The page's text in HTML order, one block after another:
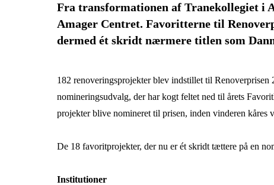
Fra transformationen af Tranekollegiet i
Amager Centret. Favoritterne til
dermed ét skridt nærmere titlen som
182 renoveringsprojekter blev indstillet til
nomineringsudvalg, der har kogt feltet ned til årets
projekter blive nomineret til prisen, inden vinderen kåres
De 18 favoritprojekter, der nu er ét skridt tættere på en
Institutioner